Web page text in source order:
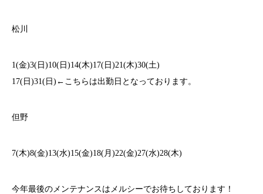
松川
1(金)3(日)10(日)14(木)17(日)21(木)30(土)
17(日)31(日)←こちらは出勤日となっております。
但野
7(木)8(金)13(水)15(金)18(月)22(金)27(水)28(木)
今年最後のメンテナンスはメルシーでお待ちしております！